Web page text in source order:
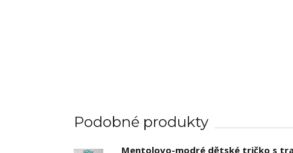
Podobné produkty
Mentolovo-modré dětské tričko s